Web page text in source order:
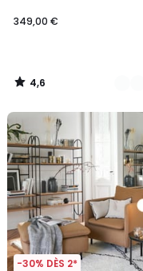
349,00 €
4,6
/
-30% DÈS 2*